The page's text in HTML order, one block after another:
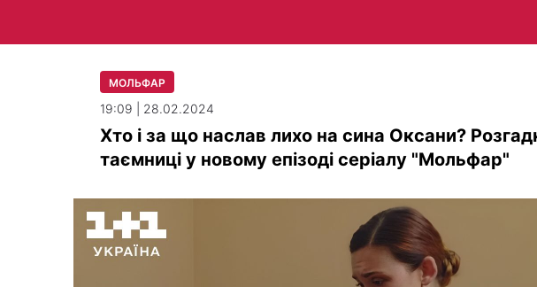
МОЛЬФАР
19:09 | 28.02.2024
Хто і за що наслав лихо на сина Оксани?
таємниці у новому епізоді серіалу "Мольфар"